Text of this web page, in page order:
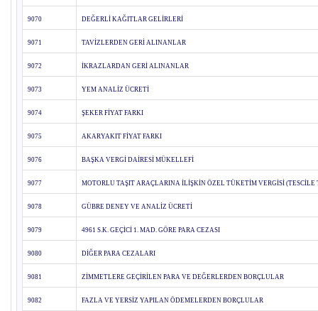
9070 DEĞERLİ KAĞITLAR GELİRLERİ
9071 TAVİZLERDEN GERİ ALINANLAR
9072 İKRAZLARDAN GERİ ALINANLAR
9073 YEM ANALİZ ÜCRETİ
9074 ŞEKER FİYAT FARKI
9075 AKARYAKIT FİYAT FARKI
9076 BAŞKA VERGİ DAİRESİ MÜKELLEFİ
9077 MOTORLU TAŞIT ARAÇLARINA İLİŞKİN ÖZEL TÜKETİM VERGİSİ (TESCİLE
9078 GÜBRE DENEY VE ANALİZ ÜCRETİ
9079 4961 S.K. GEÇİCİ 1. MAD. GÖRE PARA CEZASI
9080 DİĞER PARA CEZALARI
9081 ZİMMETLERE GEÇİRİLEN PARA VE DEĞERLERDEN BORÇLULAR
9082 FAZLA VE YERSİZ YAPILAN ÖDEMELERDEN BORÇLULAR